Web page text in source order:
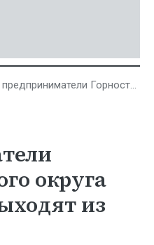
Горностаевского округа постепенно выходят из «тени»
округа
из